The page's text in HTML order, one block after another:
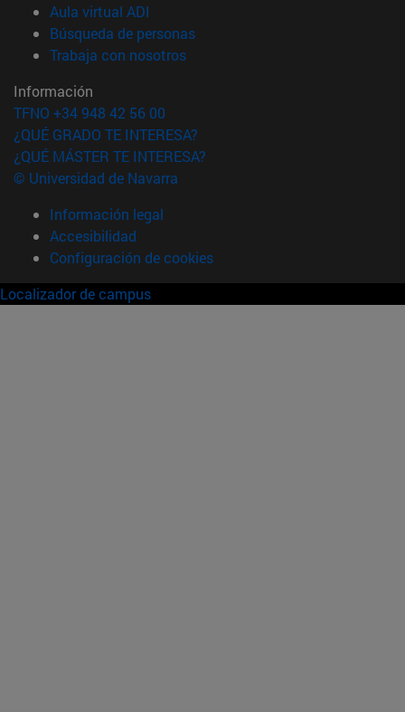
Aula virtual ADI
Búsqueda de personas(abre en nueva ventana)
Trabaja con nosotros(abre en nueva ventana)
Información
TFNO +34 948 42 56 00
¿QUÉ GRADO TE INTERESA?
¿QUÉ MÁSTER TE INTERESA?
© Universidad de Navarra
Información legal
Accesibilidad
Configuración de cookies
Localizador de campus